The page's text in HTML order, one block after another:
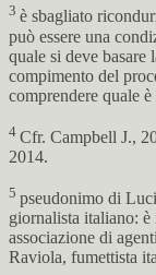
3 è sbagliato
può essere una
quale si deve basare
compimento del
comprendere quale
4 Cfr. Campbell J.,
2014.
5 pseudonimo di
giornalista italiano:
associazione di
Raviola, fumettista